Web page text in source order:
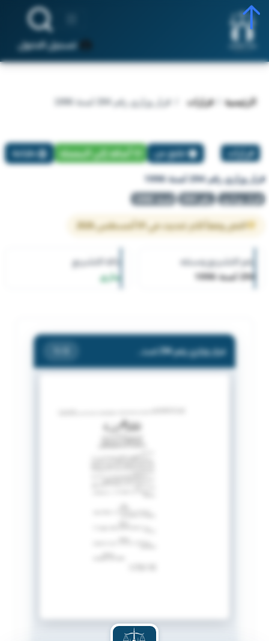
تسجيل الدخول
الرئيسية قرارات قرار وزاري رقم 294 لسنة 1996
قرارات تبليغ عن أضافة إلي المفضلة طباعة
قرار وزاري رقم 294 لسنة 1996
قرار وزاري رقم 294 لسنة 1996
النص وفقاً لآخر تحديث في 01 أغسطس 2026
رقم التشريع وسنته
294 لسنة 1996
حالة التشريع
ساري